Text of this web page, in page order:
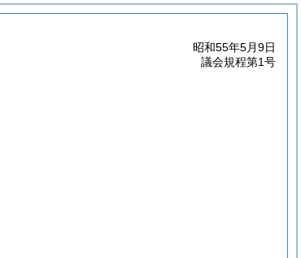
昭和55年5月9日
議会規程第1号